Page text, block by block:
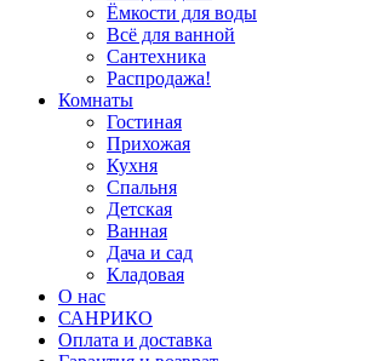
Ёмкости для воды
Всё для ванной
Сантехника
Распродажа!
Комнаты
Гостиная
Прихожая
Кухня
Спальня
Детская
Ванная
Дача и сад
Кладовая
О нас
САНРИКО
Оплата и доставка